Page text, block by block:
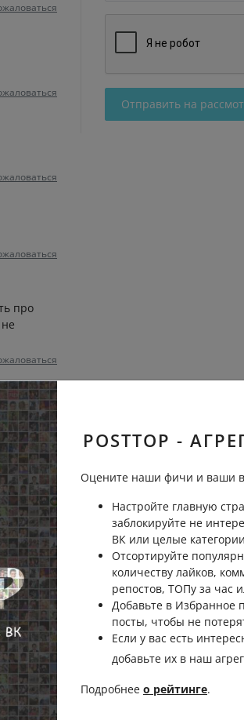
про
с
У
на
Отправить на
POSTTOP -
Оцените наши фичи и ваши
Настройте главную
заблокируйте не
ВК или целые
Отсортируйте
количеству лайков,
репостов, ТОПу за час
Добавьте в Избранное
посты, чтобы не
Если у вас есть
добавьте их в наш
Подробнее о рейтинге.